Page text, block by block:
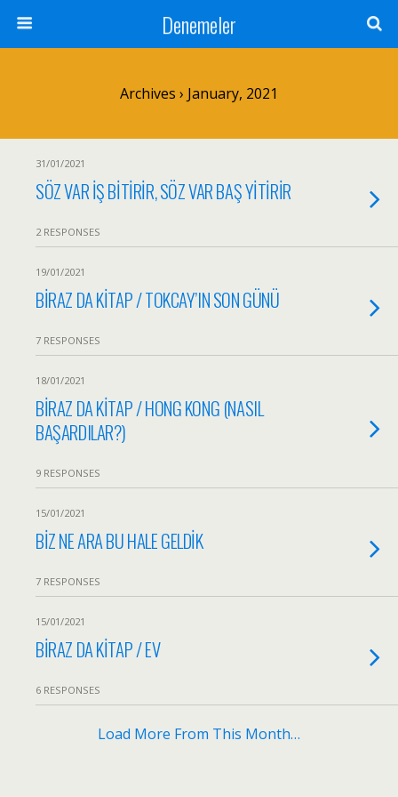
Denemeler
Archives › January, 2021
31/01/2021
SÖZ VAR İŞ BİTİRİR, SÖZ VAR BAŞ YİTİRİR
2 RESPONSES
19/01/2021
BİRAZ DA KİTAP / TOKCAY’IN SON GÜNÜ
7 RESPONSES
18/01/2021
BİRAZ DA KİTAP / HONG KONG (NASIL
BAŞARDILAR?)
9 RESPONSES
15/01/2021
BİZ NE ARA BU HALE GELDİK
7 RESPONSES
15/01/2021
BİRAZ DA KİTAP / EV
6 RESPONSES
Load More From This Month…